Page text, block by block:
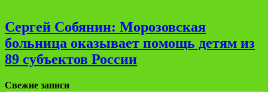
Сергей Собянин: Морозовская
больница оказывает помощь детям из
89 субъектов России
Свежие записи